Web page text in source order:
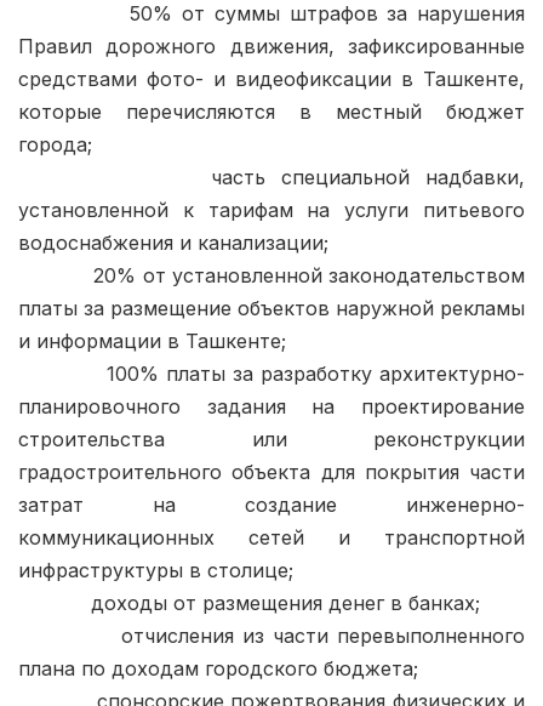
            50% от суммы штрафов за нарушения
Правил дорожного движения, зафиксированные
средствами фото- и видеофиксации в Ташкенте,
которые перечисляются в местный бюджет
города;
установленной к тарифам на услуги питьевого
водоснабжения и канализации;
            20% от установленной законодательством
платы за размещение объектов наружной рекламы
и информации в Ташкенте;
планировочного задания на проектирование
строительства или реконструкции
градостроительного объекта для покрытия части
затрат на создание инженерно-
коммуникационных сетей и транспортной
инфраструктуры в столице;
плана по доходам городского бюджета;